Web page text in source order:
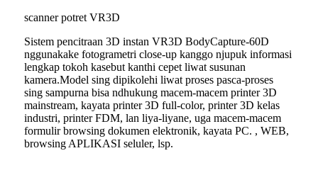
scanner potret VR3D
Sistem pencitraan 3D instan VR3D BodyCapture-60D
nggunakake fotogrametri close-up kanggo njupuk informasi
lengkap tokoh kasebut kanthi cepet liwat susunan
kamera.Model sing dipikolehi liwat proses pasca-proses
sing sampurna bisa ndhukung macem-macem printer 3D
mainstream, kayata printer 3D full-color, printer 3D kelas
industri, printer FDM, lan liya-liyane, uga macem-macem
formulir browsing dokumen elektronik, kayata PC. , WEB,
browsing APLIKASI seluler, lsp.